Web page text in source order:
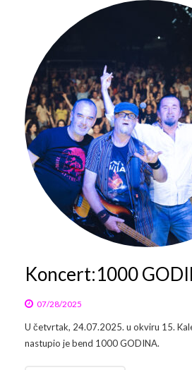
Koncert:1000
07/28/2025
U četvrtak, 24.07.2025. u okviru 15.
nastupio je bend 1000 GODINA.